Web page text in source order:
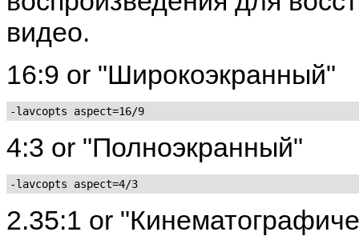
видео.
16:9 or "Широкоэкранный"
-lavcopts aspect=16/9
4:3 or "Полноэкранный"
-lavcopts aspect=4/3
2.35:1 or